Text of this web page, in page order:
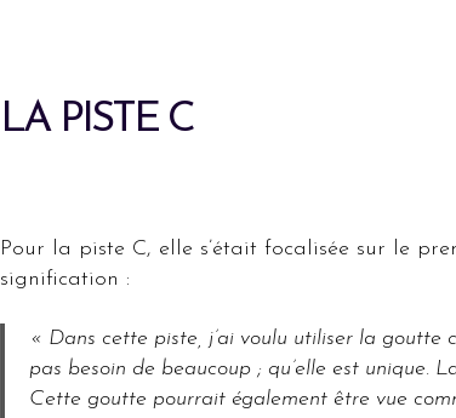
LA PISTE C
Pour la piste C, elle s’était focalisée sur le
signification :
« Dans cette piste, j’ai voulu utiliser la goutte
pas besoin de beaucoup ; qu’elle est unique.
Cette goutte pourrait également être vue